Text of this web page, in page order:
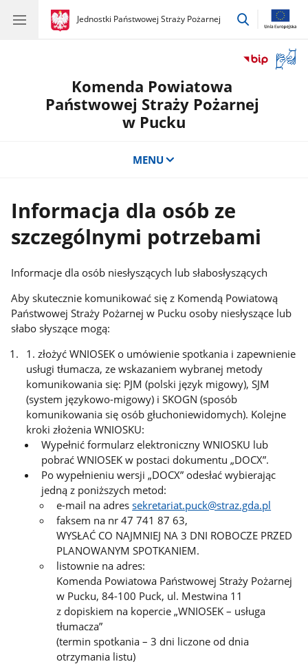
gov.pl
Jednostki Państwowej Straży Pożarnej
gov.pl
Jednostki
przejdź
okno
Komenda Powiatowa
Państwowej Straży Pożarnej
w Pucku
MENU
Informacja dla osób ze
szczególnymi potrzebami
Informacje dla osób niesłyszących lub słabosłyszących
Aby skutecznie komunikować się z Komendą Powiatową
Państwowej Straży Pożarnej w Pucku osoby niesłyszące lub
słabo słyszące mogą:
1. złożyć WNIOSEK o umówienie spotkania i zapewnienie
usługi tłumacza, ze wskazaniem wybranej metody
komunikowania się: PJM (polski język migowy), SJM
(system językowo-migowy) i SKOGN (sposób
komunikowania się osób głuchoniewidomych). Kolejne
kroki złożenia WNIOSKU:
Wypełnić formularz elektroniczny WNIOSKU lub
pobrać WNIOSEK w postaci dokumentu „DOCX”.
Po wypełnieniu wersji „DOCX” odesłać wybierając
jedną z poniższych metod:
e-mail na adressekretariat.puck@straz.gda.pl
faksem na nr 47 741 87 63,
WYSŁAĆ CO NAJMNIEJ NA 3 DNI ROBOCZE PRZED
PLANOWANYM SPOTKANIEM.
listownie na adres:
Komenda Powiatowa Państwowej Straży Pożarnej
w Pucku, 84-100 Puck, ul. Mestwina 11
z dopiskiem na kopercie „WNIOSEK – usługa
tłumacza”
(termin spotkania – 3 dni liczone od dnia
otrzymania listu)